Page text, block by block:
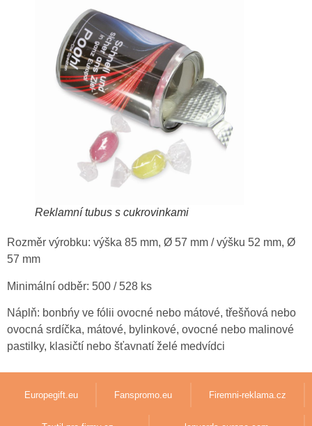
Reklamní tubus s cukrovinkami
Rozměr výrobku: výška 85 mm, Ø 57 mm / výšku 52 mm, Ø
57 mm
Minimální odběr: 500 / 528 ks
Náplň: bonbńy ve fólii ovocné nebo mátové, třešňová nebo
ovocná srdíčka, mátové, bylinkové, ovocné nebo malinové
pastilky, klasičtí nebo šťavnatí želé medvídci
Europegift.eu Fanspromo.eu Firemni-reklama.cz